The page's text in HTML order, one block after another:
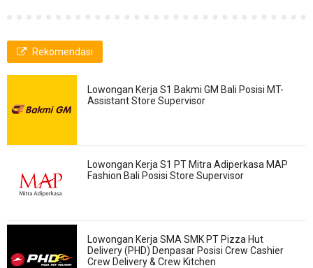
Rekomendasi
Lowongan Kerja S1 Bakmi GM Bali Posisi MT-
Assistant Store Supervisor
Lowongan Kerja S1 PT Mitra Adiperkasa MAP
Fashion Bali Posisi Store Supervisor
Lowongan Kerja SMA SMK PT Pizza Hut
Delivery (PHD) Denpasar Posisi Crew Cashier
Crew Delivery & Crew Kitchen